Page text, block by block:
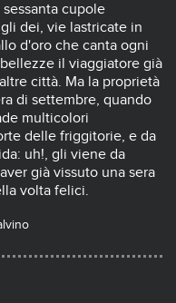
cupole
dei, vie lastricate in
d'oro che canta ogni
il viaggiatore già
città. Ma la proprietà
di settembre, quando
multicolori
delle friggitorie, e da
uh!, gli viene da
già vissuto una sera
volta felici.